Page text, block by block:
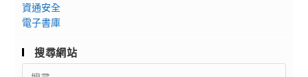
資通安全
電子書庫
搜尋網站
Search